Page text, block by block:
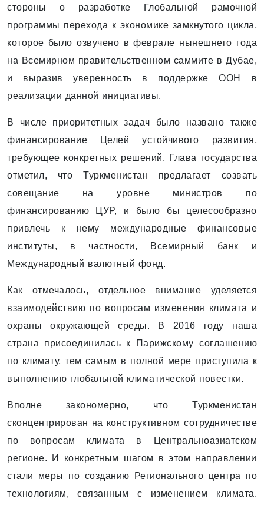
стороны о разработке Глобальной рамочной
программы перехода к экономике замкнутого цикла,
которое было озвучено в феврале нынешнего года
на Всемирном правительственном саммите в Дубае,
и выразив уверенность в поддержке ООН в
реализации данной инициативы.
В числе приоритетных задач было названо также
финансирование Целей устойчивого развития,
требующее конкретных решений. Глава государства
отметил, что Туркменистан предлагает созвать
совещание на уровне министров по
финансированию ЦУР, и было бы целесообразно
привлечь к нему международные финансовые
институты, в частности, Всемирный банк и
Международный валютный фонд.
Как отмечалось, отдельное внимание уделяется
взаимодействию по вопросам изменения климата и
охраны окружающей среды. В 2016 году наша
страна присоединилась к Парижскому соглашению
по климату, тем самым в полной мере приступила к
выполнению глобальной климатической повестки.
Вполне закономерно, что Туркменистан
сконцентрирован на конструктивном сотрудничестве
по вопросам климата в Центральноазиатском
регионе. И конкретным шагом в этом направлении
стали меры по созданию Регионального центра по
технологиям, связанным с изменением климата.